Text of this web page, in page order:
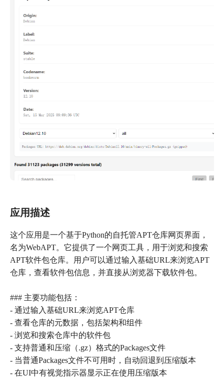
应用描述
这个应用是一个基于Python的自托管APT仓库网页界面，
名为WebAPT。它提供了一个网页工具，用于浏览和搜索
APT软件包仓库。用户可以通过输入基础URL来浏览APT
仓库，查看软件包信息，并直接从浏览器下载软件包。
### 主要功能包括：
- 通过输入基础URL来浏览APT仓库
- 查看仓库的元数据，包括架构和组件
- 浏览和搜索仓库中的软件包
- 支持普通和压缩（.gz）格式的Packages文件
- 当普通Packages文件不可用时，自动回退到压缩版本
- 在UI中有视觉指示器显示正在使用压缩版本